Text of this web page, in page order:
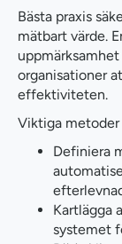
Bästa praxis
mätbart värde.
organisationer
effektiviteten.
Viktiga metoder
Definiera
Kartlägga
systemet